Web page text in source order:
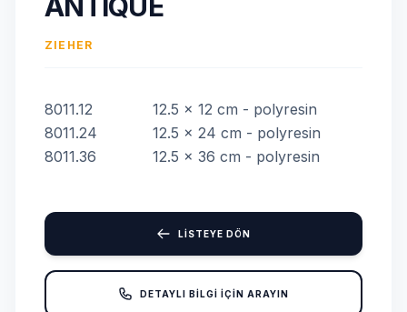
ZIEHER
8011.12
8011.24
8011.36
12.5 x 12 cm - polyresin
12.5 x 24 cm - polyresin
12.5 x 36 cm - polyresin
LİSTEYE DÖN
DETAYLI BİLGİ İÇİN ARAYIN